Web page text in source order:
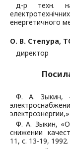
д-р техн.
енергетичного
О. В. Степура,
директор
Ф. А. Зыкин,
Ф. А. Зыкин,
снижении
11, с. 13-19, 1992.